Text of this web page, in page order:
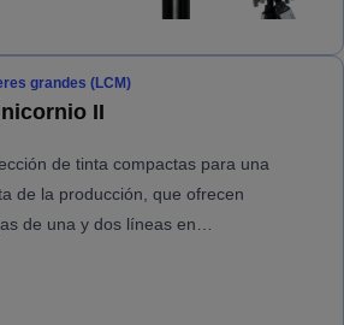
grandes (LCM)
II
de tinta compactas para una
de la producción, que ofrecen
de una y dos líneas en…